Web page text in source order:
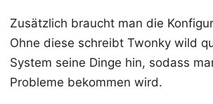
Zusätzlich braucht man die
Ohne diese schreibt Twonky wild
System seine Dinge hin, sodass
Probleme bekommen wird.